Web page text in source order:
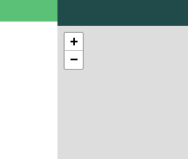
+
−